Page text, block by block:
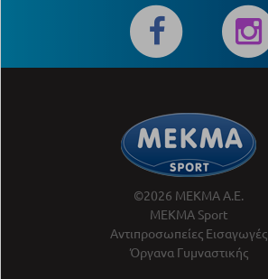
©2026 ΜΕΚΜΑ Α.Ε.
ΜΕΚΜΑ Sport
Αντιπροσωπείες Εισαγωγές
Όργανα Γυμναστικής